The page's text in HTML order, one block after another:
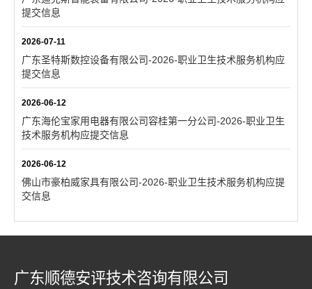
提交信息
2026-07-11
广东圣特斯数控设备有限公司-2026-职业卫生技术服务机构应
提交信息
2026-06-12
广东海伦宝家用电器有限公司容桂第一分公司-2026-职业卫生
技术服务机构应提交信息
2026-06-12
佛山市豪柏威家具有限公司-2026-职业卫生技术服务机构应提
交信息
广东顺德安评技术咨询有限公司